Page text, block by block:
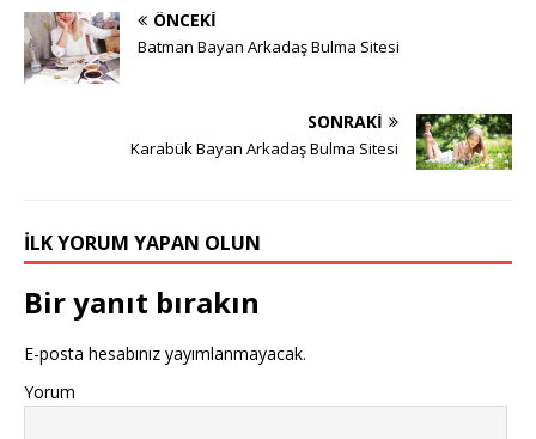
ÖNCEKI
Batman Bayan Arkadaş Bulma Sitesi
SONRAKI
Karabük Bayan Arkadaş Bulma Sitesi
İLK YORUM YAPAN OLUN
Bir yanıt bırakın
E-posta hesabınız yayımlanmayacak.
Yorum